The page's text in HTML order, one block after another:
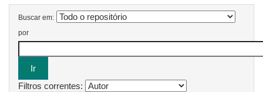
Buscar em:
por
Filtros correntes: